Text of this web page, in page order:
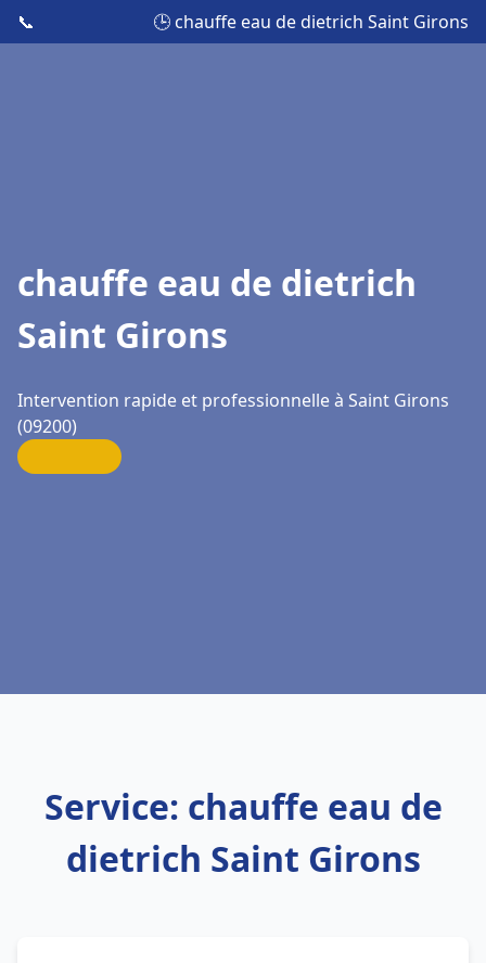
📞 🕒 chauffe eau de dietrich Saint Girons
chauffe eau de dietrich
Saint Girons
Intervention rapide et professionnelle à Saint Girons
(09200)
Service: chauffe eau de
dietrich Saint Girons